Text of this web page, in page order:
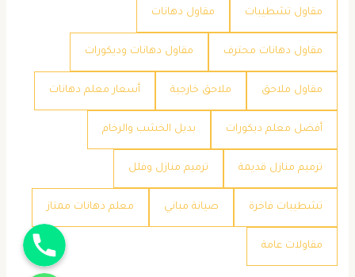
مقاول تشطيبات مقاول دهانات
مقاول دهانات محترف مقاول دهانات وديكورات
مقاول ملاحق ملاحق خارجية ​أسعار معلم دهانات
​أفضل معلم ديكورات ​بديل الخشب والرخام
​ترميم منازل قديمة ​ترميم منازل وفلل
​تشطيبات فاخرة ​صيانة مباني ​معلم دهانات ممتاز
​مقاولات عامة
جوال
واتساب